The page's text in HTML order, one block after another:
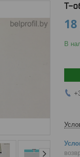
Т-
18
В